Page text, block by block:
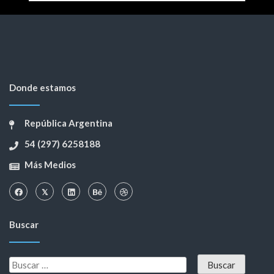
Donde estamos
República Argentina
54 (297) 6258188
Más Medios
Buscar